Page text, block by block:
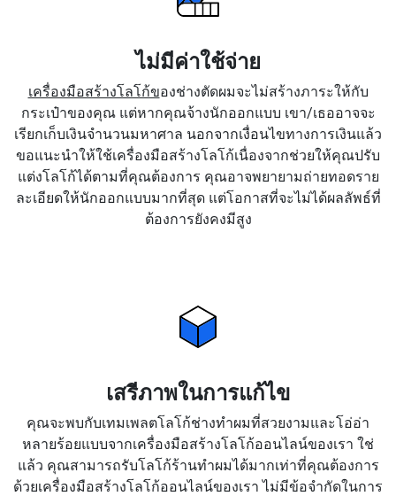
ไม่มีค่าใช้จ่าย
เครื่องมือสร้างโลโก้ของช่างตัดผมจะไม่สร้างภาระให้กับ
กระเป๋าของคุณ แต่หากคุณจ้างนักออกแบบ เขา/เธออาจจะ
เรียกเก็บเงินจำนวนมหาศาล นอกจากเงื่อนไขทางการเงินแล้ว
ขอแนะนำให้ใช้เครื่องมือสร้างโลโก้เนื่องจากช่วยให้คุณปรับ
แต่งโลโก้ได้ตามที่คุณต้องการ คุณอาจพยายามถ่ายทอดราย
ละเอียดให้นักออกแบบมากที่สุด แต่โอกาสที่จะไม่ได้ผลลัพธ์ที่
ต้องการยังคงมีสูง
เสรีภาพในการแก้ไข
คุณจะพบกับเทมเพลตโลโก้ช่างทำผมที่สวยงามและโอ่อ่า
หลายร้อยแบบจากเครื่องมือสร้างโลโก้ออนไลน์ของเรา ใช่
แล้ว คุณสามารถรับโลโก้ร้านทำผมได้มากเท่าที่คุณต้องการ
ด้วยเครื่องมือสร้างโลโก้ออนไลน์ของเรา ไม่มีข้อจำกัดในการ